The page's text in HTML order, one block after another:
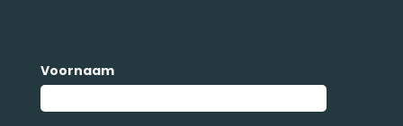
Voornaam